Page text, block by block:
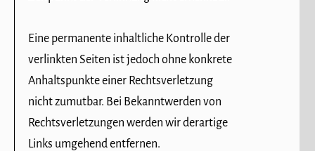
Eine permanente inhaltliche Kontrolle der
verlinkten Seiten ist jedoch ohne konkrete
Anhaltspunkte einer Rechtsverletzung
nicht zumutbar. Bei Bekanntwerden von
Rechtsverletzungen werden wir derartige
Links umgehend entfernen.